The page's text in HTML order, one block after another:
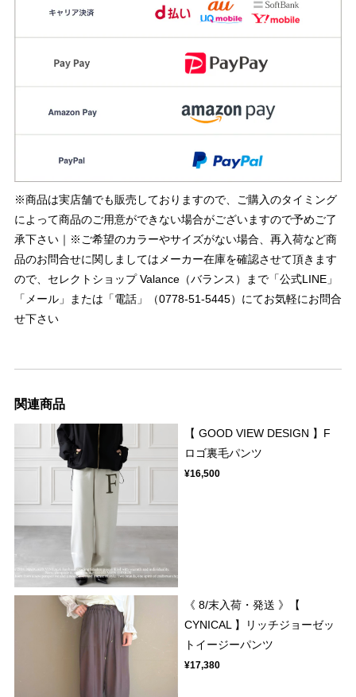
※商品は実店舗でも販売しておりますので、ご購入のタイミング
によって商品のご用意ができない場合がございますので予めご了
承下さい｜※ご希望のカラーやサイズがない場合、再入荷など商
品のお問合せに関しましてはメーカー在庫を確認させて頂きます
ので、セレクトショップ Valance（バランス）まで「公式LINE」
「メール」または「電話」（0778-51-5445）にてお気軽にお問合
せ下さい
関連商品
【 GOOD VIEW DESIGN 】F
ロゴ裏毛パンツ
¥16,500
《 8/末入荷・発送 》【
CYNICAL 】リッチジョーゼッ
トイージーパンツ
¥17,380